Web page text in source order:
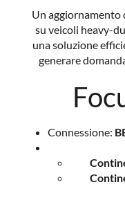
Un aggiornamento
su veicoli heavy-
una soluzione
generare
Connessione: